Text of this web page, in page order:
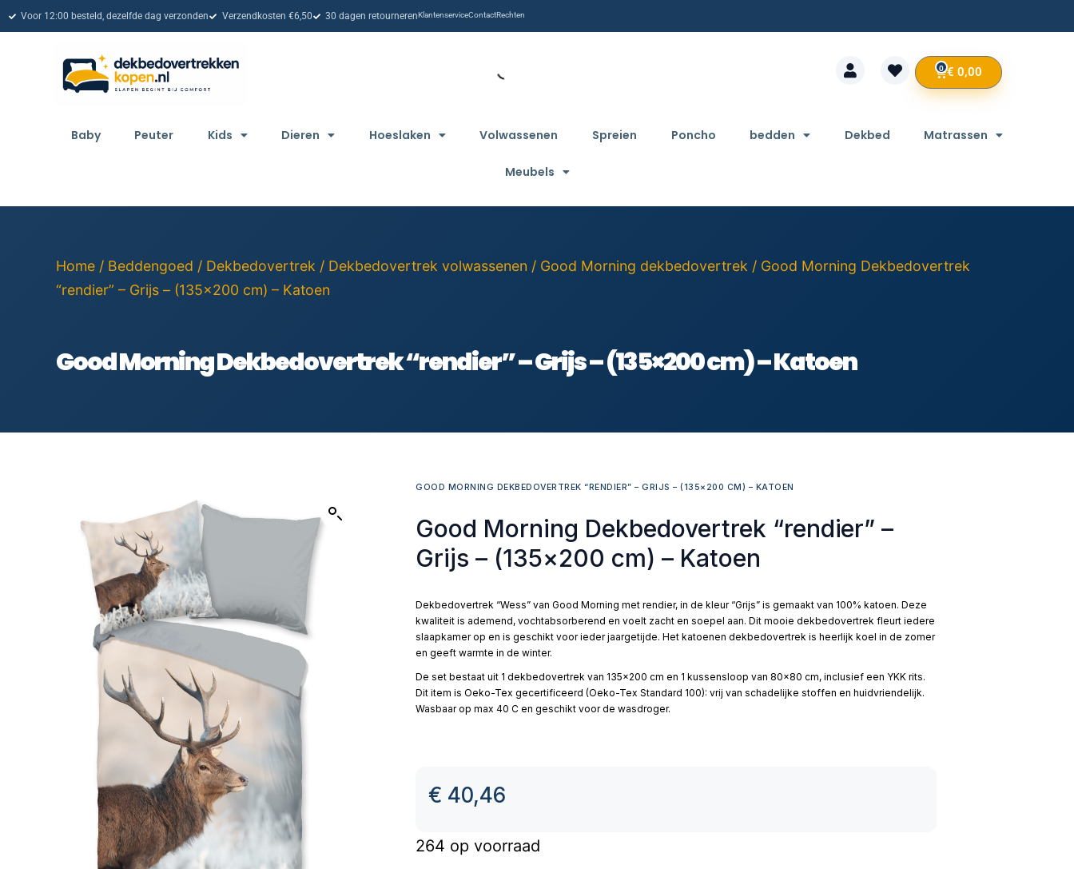
Voor 12:00 besteld, dezelfde dag verzonden Verzendkosten €6,50 30 dagen retournerenKlantenserviceContactRechten
€ 0,00
0
Baby Peuter Kids Dieren Hoeslaken Volwassenen Spreien Poncho bedden Dekbed Matrassen
Meubels
Home / Beddengoed / Dekbedovertrek / Dekbedovertrek volwassenen / Good Morning dekbedovertrek / Good Morning Dekbedovertrek
“rendier” – Grijs – (135×200 cm) – Katoen
Good Morning Dekbedovertrek “rendier” – Grijs – (135×200 cm) – Katoen
GOOD MORNING DEKBEDOVERTREK “RENDIER” – GRIJS – (135×200 CM) – KATOEN
Good Morning Dekbedovertrek “rendier” –
Grijs – (135×200 cm) – Katoen
Dekbedovertrek “Wess” van Good Morning met rendier, in de kleur “Grijs” is gemaakt van 100% katoen. Deze
kwaliteit is ademend, vochtabsorberend en voelt zacht en soepel aan. Dit mooie dekbedovertrek fleurt iedere
slaapkamer op en is geschikt voor ieder jaargetijde. Het katoenen dekbedovertrek is heerlijk koel in de zomer
en geeft warmte in de winter.
De set bestaat uit 1 dekbedovertrek van 135×200 cm en 1 kussensloop van 80×80 cm, inclusief een YKK rits.
Dit item is Oeko-Tex gecertificeerd (Oeko-Tex Standard 100): vrij van schadelijke stoffen en huidvriendelijk.
Wasbaar op max 40 C en geschikt voor de wasdroger.
€ 40,46
264 op voorraad